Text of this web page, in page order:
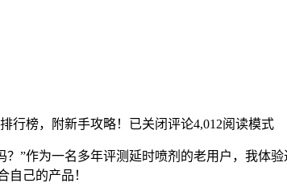
行榜，附新手攻略！ 已关闭评论4,012阅读模式
”作为一名多年评测延时喷剂的老用户，我体
自己的产品！